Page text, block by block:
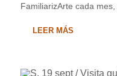
FamiliarizArte cada mes,
LEER MÁS